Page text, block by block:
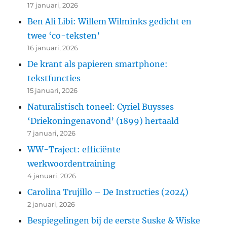
17 januari, 2026
Ben Ali Libi: Willem Wilminks gedicht en
twee ‘co-teksten’
16 januari, 2026
De krant als papieren smartphone:
tekstfuncties
15 januari, 2026
Naturalistisch toneel: Cyriel Buysses
‘Driekoningenavond’ (1899) hertaald
7 januari, 2026
WW-Traject: efficiënte
werkwoordentraining
4 januari, 2026
Carolina Trujillo – De Instructies (2024)
2 januari, 2026
Bespiegelingen bij de eerste Suske & Wiske